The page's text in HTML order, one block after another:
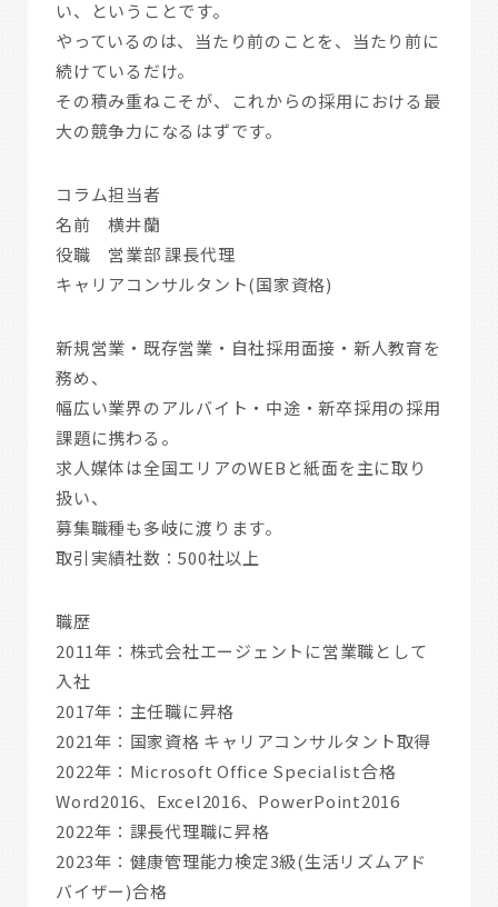
い、ということです。
やっているのは、当たり前のことを、当たり前に
続けているだけ。
その積み重ねこそが、これからの採用における最
大の競争力になるはずです。
コラム担当者
名前 横井蘭
役職 営業部 課長代理
キャリアコンサルタント(国家資格)
新規営業・既存営業・自社採用面接・新人教育を
務め、
幅広い業界のアルバイト・中途・新卒採用の採用
課題に携わる。
求人媒体は全国エリアのWEBと紙面を主に取り
扱い、
募集職種も多岐に渡ります。
取引実績社数：500社以上
職歴
2011年：株式会社エージェントに営業職として
入社
2017年：主任職に昇格
2021年：国家資格 キャリアコンサルタント取得
2022年：Microsoft Office Specialist合格
Word2016、Excel2016、PowerPoint2016
2022年：課長代理職に昇格
2023年：健康管理能力検定3級(生活リズムアド
バイザー)合格